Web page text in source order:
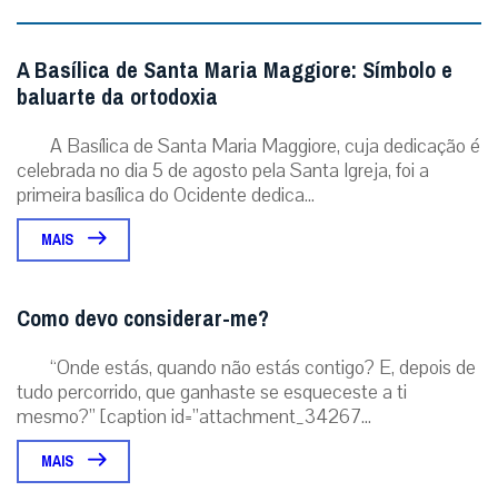
A Basílica de Santa Maria Maggiore: Símbolo e
baluarte da ortodoxia
A Basílica de Santa Maria Maggiore, cuja dedicação é
celebrada no dia 5 de agosto pela Santa Igreja, foi a
primeira basílica do Ocidente dedica...
MAIS
Como devo considerar-me?
“Onde estás, quando não estás contigo? E, depois de
tudo percorrido, que ganhaste se esqueceste a ti
mesmo?” [caption id=”attachment_34267...
MAIS